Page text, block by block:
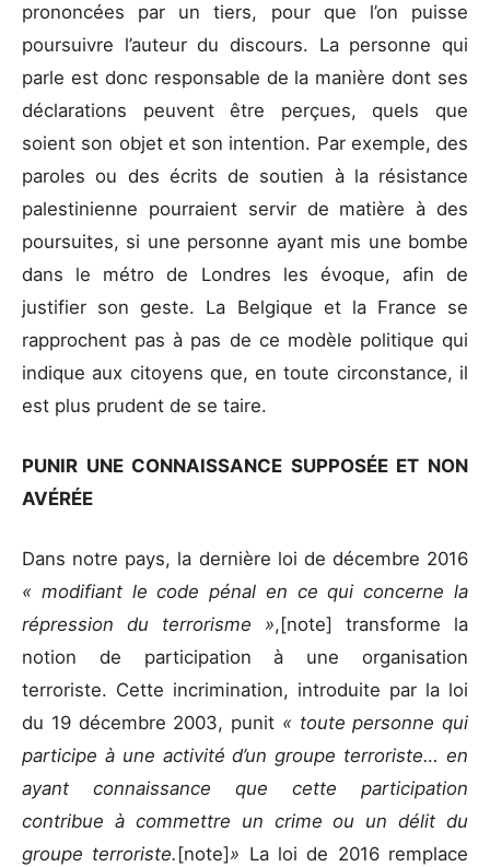
prononcées par un tiers, pour que l’on puisse
poursuivre l’auteur du discours. La personne qui
parle est donc responsable de la manière dont ses
déclarations peuvent être perçues, quels que
soient son objet et son intention. Par exemple, des
paroles ou des écrits de soutien à la résistance
palestinienne pourraient servir de matière à des
poursuites, si une personne ayant mis une bombe
dans le métro de Londres les évoque, afin de
justifier son geste. La Belgique et la France se
rapprochent pas à pas de ce modèle politique qui
indique aux citoyens que, en toute circonstance, il
est plus prudent de se taire.
PUNIR UNE CONNAISSANCE SUPPOSÉE ET NON
AVÉRÉE
Dans notre pays, la dernière loi de décembre 2016
« modifiant le code pénal en ce qui concerne la
répression du terrorisme »,[note] transforme la
notion de participation à une organisation
terroriste. Cette incrimination, introduite par la loi
du 19 décembre 2003, punit « toute personne qui
participe à une activité d’un groupe terroriste… en
ayant connaissance que cette participation
contribue à commettre un crime ou un délit du
groupe terroriste. [note]» La loi de 2016 remplace